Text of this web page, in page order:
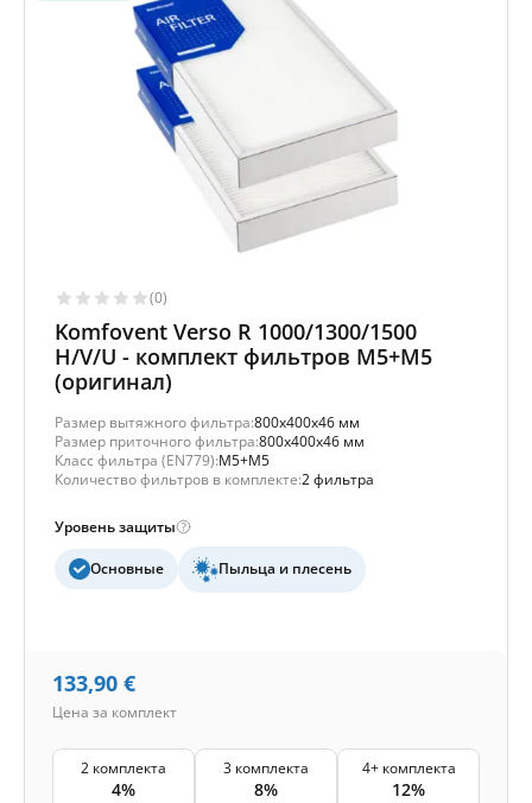
(0)
Komfovent Verso R 1000/1300/1500
H/V/U - комплект фильтров M5+M5
(оригинал)
Размер вытяжного фильтра:800x400x46 мм
Размер приточного фильтра:800x400x46 мм
Класс фильтра (EN779):M5+M5
Количество фильтров в комплекте:2 фильтра
Уровень защиты
Основные Пыльца и плесень
133,90 €
Цена за комплект
2 комплекта
4%
3 комплекта
8%
4+ комплекта
12%